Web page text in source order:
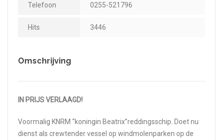
Telefoon 0255-521796
Hits 3446
Omschrijving
IN PRIJS VERLAAGD!
Voormalig KNRM “koningin Beatrix”reddingsschip. Doet nu
dienst als crewtender vessel op windmolenparken op de